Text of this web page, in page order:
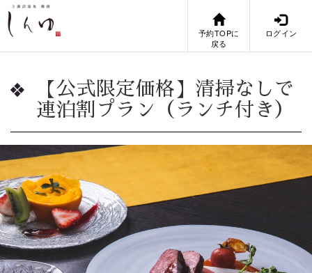
予約TOPに
戻る
ログイン
【公式限定価格】清掃なしで
連泊割プラン（ランチ付き）